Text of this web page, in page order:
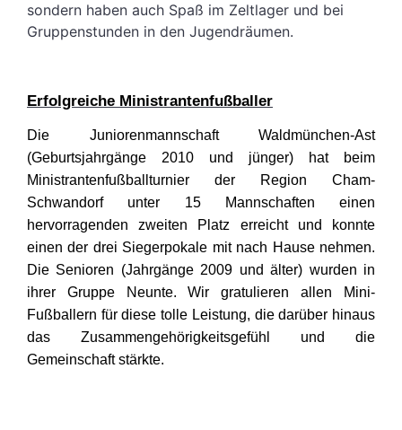
sondern haben auch Spaß im Zeltlager und bei
Gruppenstunden in den Jugendräumen.
Erfolgreiche Ministrantenfußballer
Die Juniorenmannschaft Waldmünchen-Ast
(Geburtsjahrgänge 2010 und jünger) hat beim
Ministrantenfußballturnier der Region Cham-
Schwandorf unter 15 Mannschaften einen
hervorragenden zweiten Platz erreicht und konnte
einen der drei Siegerpokale mit nach Hause nehmen.
Die Senioren (Jahrgänge 2009 und älter) wurden in
ihrer Gruppe Neunte. Wir gratulieren allen Mini-
Fußballern für diese tolle Leistung, die darüber hinaus
das Zusammengehörigkeitsgefühl und die
Gemeinschaft stärkte.